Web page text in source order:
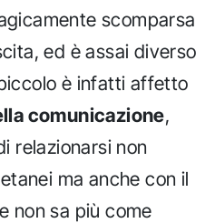
scomparsa
ed è assai diverso
è infatti affetto
comunicazione,
relazionarsi non
ma anche con il
non sa più come